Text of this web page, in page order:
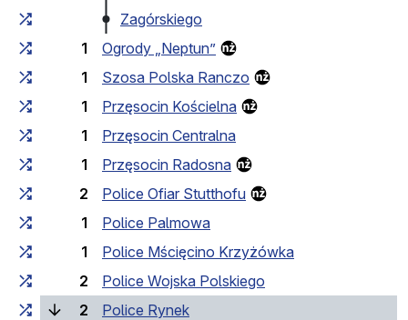
Zagórskiego
1
Ogrody „Neptun”
1
Szosa Polska Ranczo
1
Przęsocin Kościelna
1
Przęsocin Centralna
1
Przęsocin Radosna
2
Police Ofiar Stutthofu
1
Police Palmowa
1
Police Mścięcino Krzyżówka
2
Police Wojska Polskiego
2
Police Rynek(bieżący przystanek)